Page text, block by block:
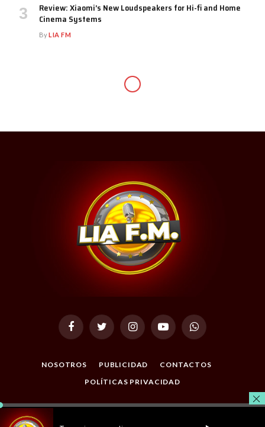
Review: Xiaomi’s New Loudspeakers for Hi-fi and Home
Cinema Systems
ByLIA FM
FacebookTwitter InstagramYouTubeWhatsApp
NOSOTROS PUBLICIDAD
CONTACTOS
POLÍTICAS PRIVACIDAD
© 2026 Todos los Derechos Reservados. Desarrollado por
Masterclic.Net